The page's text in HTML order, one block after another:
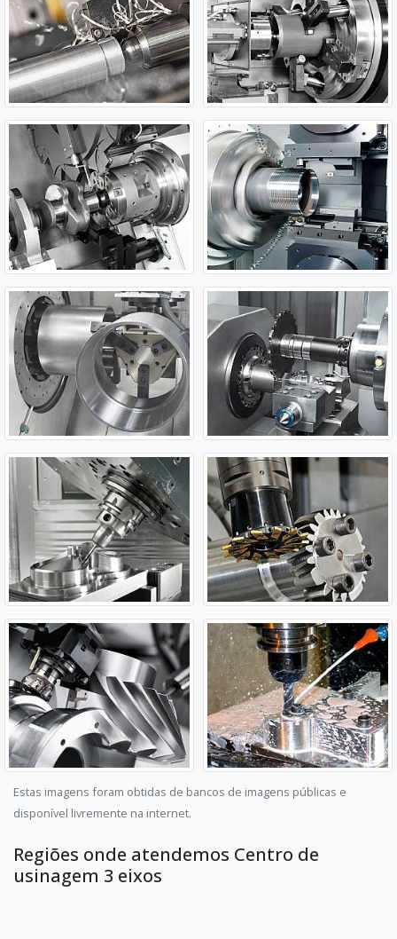
Estas imagens foram obtidas de bancos de imagens públicas e
disponível livremente na internet.
Regiões onde atendemos Centro de
usinagem 3 eixos